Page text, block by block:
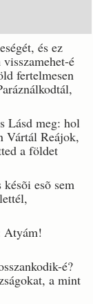
és ez
é
fertelmesen
Lásd meg: hol
Vártál Reájok,
a földet
esõ sem
Atyám!
é?
a mint